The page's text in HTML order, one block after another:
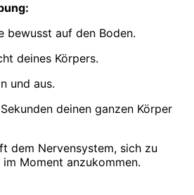
bewusst auf den Boden.
deines Körpers.
und aus.
deinen ganzen Körper
dem Nervensystem, sich zu
Moment anzukommen.